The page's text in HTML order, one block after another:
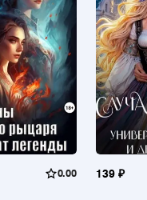
0.00 139 ₽